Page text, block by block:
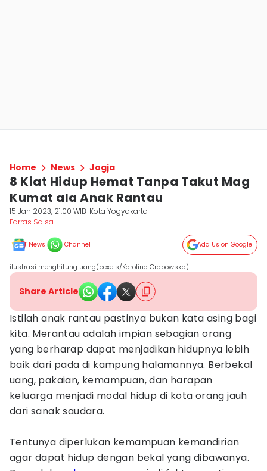
Home News Jogja
8 Kiat Hidup Hemat Tanpa Takut Mag
Kumat ala Anak Rantau
15 Jan 2023, 21:00 WIB Kota Yogyakarta
Farras Salsa
News Channel Add Us on Google
ilustrasi menghitung uang(pexels/Karolina Grabowska)
Share Article
Istilah anak rantau pastinya bukan kata asing bagi
kita. Merantau adalah impian sebagian orang
yang berharap dapat menjadikan hidupnya lebih
baik dari pada di kampung halamannya. Berbekal
uang, pakaian, kemampuan, dan harapan
keluarga menjadi modal hidup di kota orang jauh
dari sanak saudara.
Tentunya diperlukan kemampuan kemandirian
agar dapat hidup dengan bekal yang dibawanya.